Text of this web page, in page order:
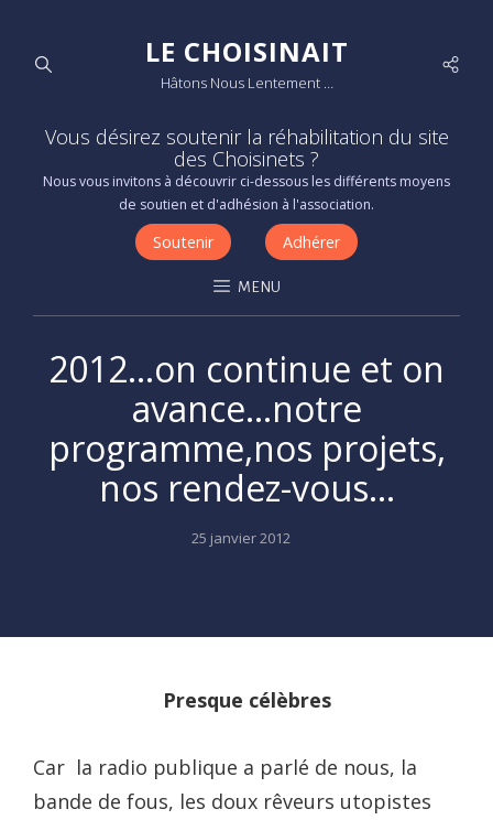
LE CHOISINAIT
Hâtons Nous Lentement …
Vous désirez soutenir la réhabilitation du site
des Choisinets ?
Nous vous invitons à découvrir ci-dessous les différents moyens
de soutien et d'adhésion à l'association.
Soutenir Adhérer
MENU
2012…on continue et on
avance…notre
programme,nos projets,
nos rendez-vous…
Posted
25 janvier 2012
Presque célèbres
Car la radio publique a parlé de nous, la
bande de fous, les doux rêveurs utopistes